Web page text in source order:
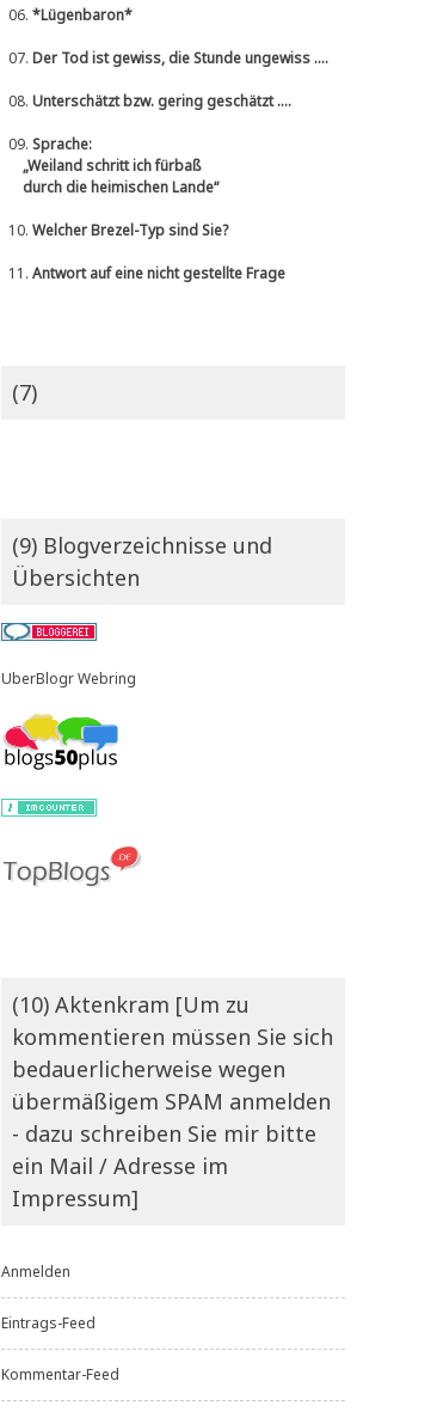
06. *Lügenbaron*
07. Der Tod ist gewiss, die Stunde ungewiss ....
08. Unterschätzt bzw. gering geschätzt ....
09. Sprache:
„Weiland schritt ich fürbaß
durch die heimischen Lande“
10. Welcher Brezel-Typ sind Sie?
11. Antwort auf eine nicht gestellte Frage
(7)
(9) Blogverzeichnisse und
Übersichten
UberBlogr Webring
(10) Aktenkram [Um zu
kommentieren müssen Sie sich
bedauerlicherweise wegen
übermäßigem SPAM anmelden
- dazu schreiben Sie mir bitte
ein Mail / Adresse im
Impressum]
Anmelden
Eintrags-Feed
Kommentar-Feed